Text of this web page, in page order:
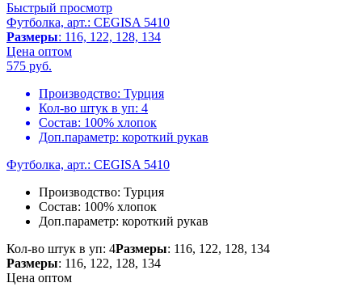
Быстрый просмотр
Футболка, арт.: CEGISA 5410
Размеры: 116, 122, 128, 134
Цена оптом
575 руб.
Производство: Турция
Кол-во штук в уп: 4
Состав: 100% хлопок
Доп.параметр: короткий рукав
Футболка, арт.: CEGISA 5410
Производство: Турция
Состав: 100% хлопок
Доп.параметр: короткий рукав
Кол-во штук в уп: 4Размеры: 116, 122, 128, 134
Размеры: 116, 122, 128, 134
Цена оптом